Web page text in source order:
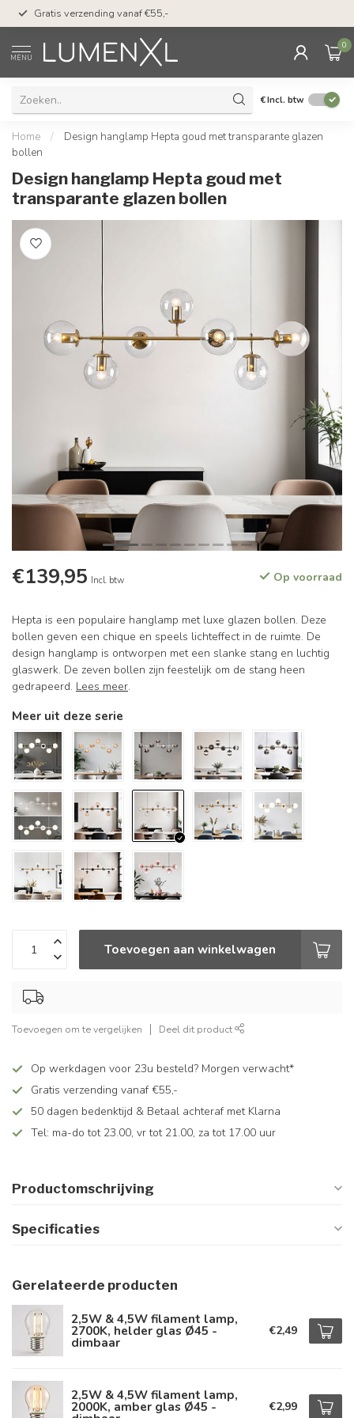
Gratis verzending vanaf €55,-
MENU
0
€Incl. btw
Home /
Design hanglamp Hepta goud met transparante glazen
bollen
Design hanglamp Hepta goud met
transparante glazen bollen
€139,95 Incl. btw Op voorraad
Hepta is een populaire hanglamp met luxe glazen bollen. Deze
bollen geven een chique en speels lichteffect in de ruimte. De
design hanglamp is ontworpen met een slanke stang en luchtig
glaswerk. De zeven bollen zijn feestelijk om de stang heen
gedrapeerd. Lees meer.
Meer uit deze serie
Toevoegen aan winkelwagen
Toevoegen om te vergelijken Deel dit product
Op werkdagen voor 23u besteld? Morgen verwacht*
Gratis verzending vanaf €55,-
50 dagen bedenktijd & Betaal achteraf met Klarna
Tel: ma-do tot 23.00, vr tot 21.00, za tot 17.00 uur
Productomschrijving
Specificaties
Gerelateerde producten
2,5W & 4,5W filament lamp,
2700K, helder glas Ø45 -
dimbaar
€2,49
2,5W & 4,5W filament lamp,
2000K, amber glas Ø45 - €2,99